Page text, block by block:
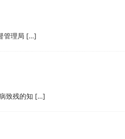
管理局 […]
致残的知 […]